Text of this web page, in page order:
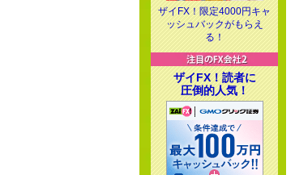
ザイFX！限定4000円キャ
ッシュバックがもらえ
る！
ザイFX！読者に
圧倒的人気！